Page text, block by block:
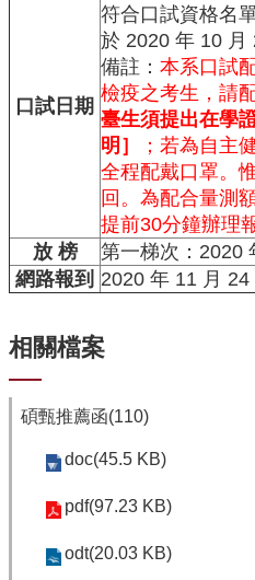
動
態
下
載
心
捐
款
專
口試日期
符合口試資格名
於 2020 年 10 月
備註： 本系口試
檢疫之考生，請
臺生須提出在學
明］
；若為自主
全程配戴口罩。
回。為配合量測
提前30分鐘辦理
放 榜
第一梯次：2020
網路報到 2020 年 11 月
相關檔案
碩甄推薦函(110)
doc(45.5 KB)
pdf(97.23 KB)
odt(20.03 KB)